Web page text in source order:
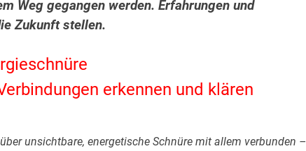
Weg gegangen werden. Erfahrungen und
Zukunft stellen.
erkennen und klären
unsichtbare, energetische Schnüre mit allem verbunden –